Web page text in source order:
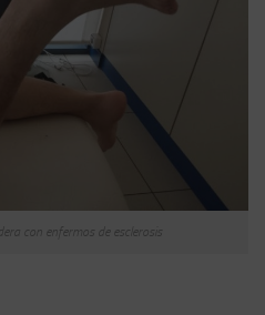
con enfermos de esclerosis